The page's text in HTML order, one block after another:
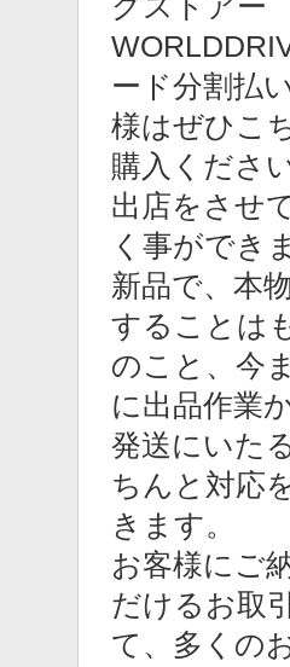
グストアー
ード分割払
様はぜひこ
購入くださ
出店をさせ
く事ができ
新品で、本
することは
のこと、今
に出品作業
発送にいた
ちんと対応
きます。
お客様にご
だけるお取
て、多くの